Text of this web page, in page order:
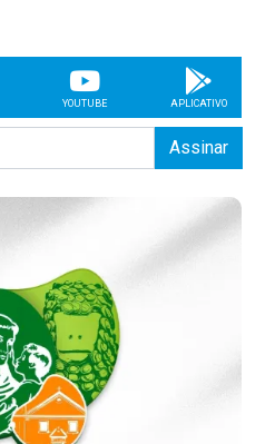
YOUTUBE APLICATIVO
Assinar